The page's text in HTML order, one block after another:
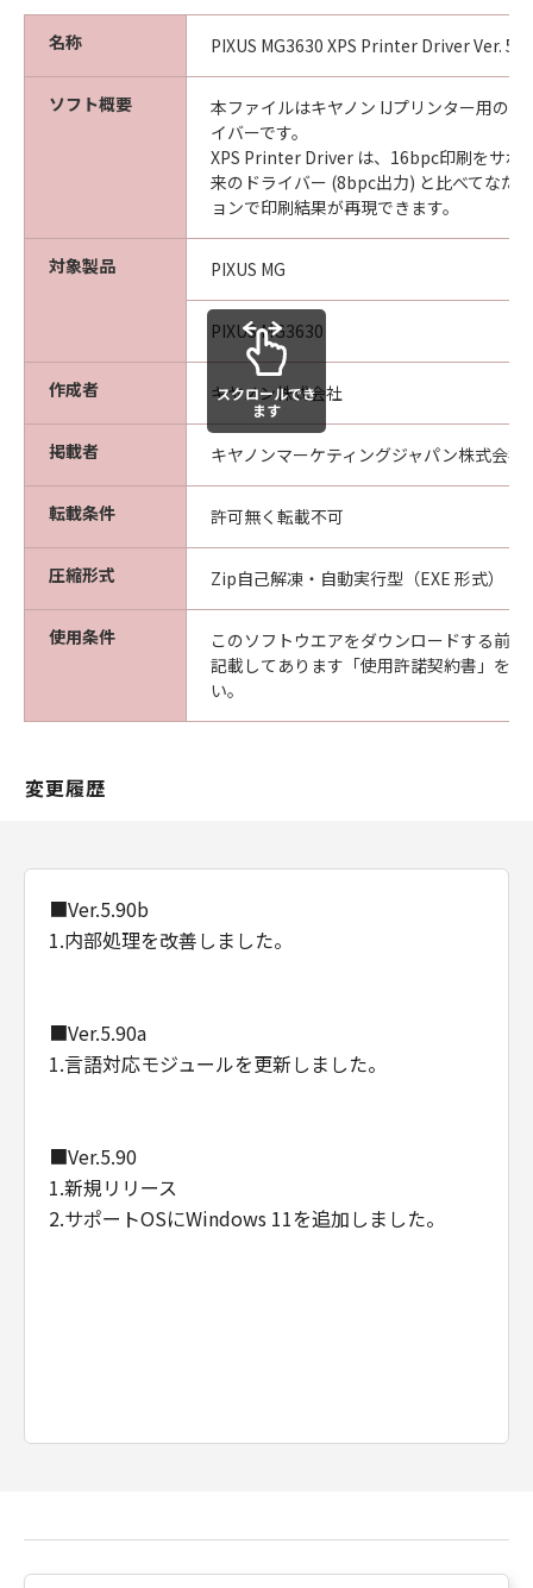
名称 PIXUS MG3630 XPS Printer Driver Ver.
ソフト概要
本ファイルはキヤノン IJプリンター用の
イバーです。
XPS Printer Driver は、16bpc印刷をサポ
来のドライバー (8bpc出力) と比べてなだ
ョンで印刷結果が再現できます。
対象製品 PIXUS MG
PIXUS MG3630
作成者 キヤノン株式会社
掲載者 キヤノンマーケティングジャパン株式会社
転載条件 許可無く転載不可
圧縮形式 Zip自己解凍・自動実行型（EXE 形式）
使用条件
このソフトウエアをダウンロードする前
記載してあります「使用許諾契約書」を
い。
スクロールでき
ます
変更履歴
■Ver.5.90b
1.内部処理を改善しました。
■Ver.5.90a
1.言語対応モジュールを更新しました。
■Ver.5.90
1.新規リリース
2.サポートOSにWindows 11を追加しました。